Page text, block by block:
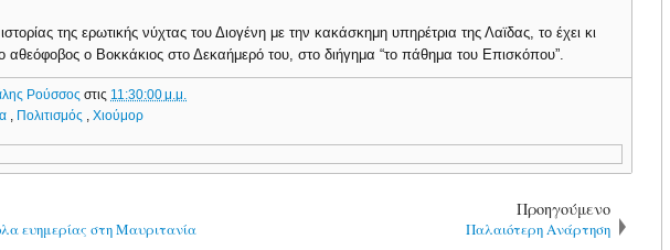
της ερωτικής νύχτας του Διογένη με την κακάσκημη υπηρέτρια της Λαϊδας, το έχει κι
αθεόφοβος ο Βοκκάκιος στο Δεκαήμερό του, στο διήγημα “το πάθημα του Επισκόπου”.
Ρούσσοςστις 11:30:00 μ.μ.
Πολιτισμός ,Χιούμορ
ευημερίας στη Μαυριτανία
Προηγούμενο
Παλαιότερη Ανάρτηση